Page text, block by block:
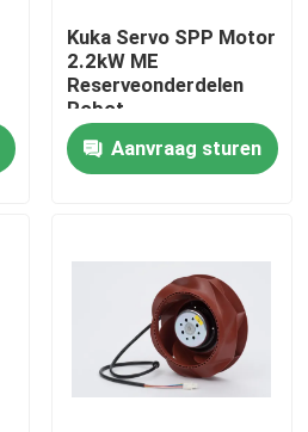
Kuka Servo SPP Motor
2.2kW ME
Reserveonderdelen
Robot
MG_120_110_25_S0
Aanvraag sturen